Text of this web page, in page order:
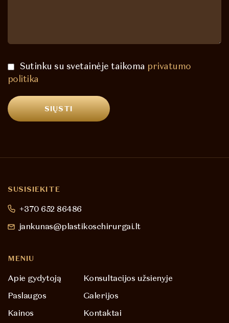
Sutinku su svetainėje taikoma privatumo
politika
SUSISIEKITE
+370 652 86486
jankunas@plastikoschirurgai.lt
MENIU
Apie gydytoją
Konsultacijos užsienyje
Paslaugos
Galerijos
Kainos
Kontaktai